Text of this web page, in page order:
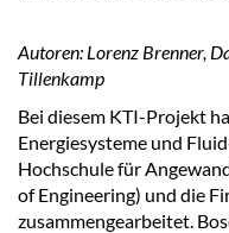
Autoren: Lorenz Brenner,
Tillenkamp
Bei diesem KTI-Projekt
Energiesysteme und
Hochschule für
of Engineering) und die
zusammengearbeitet.